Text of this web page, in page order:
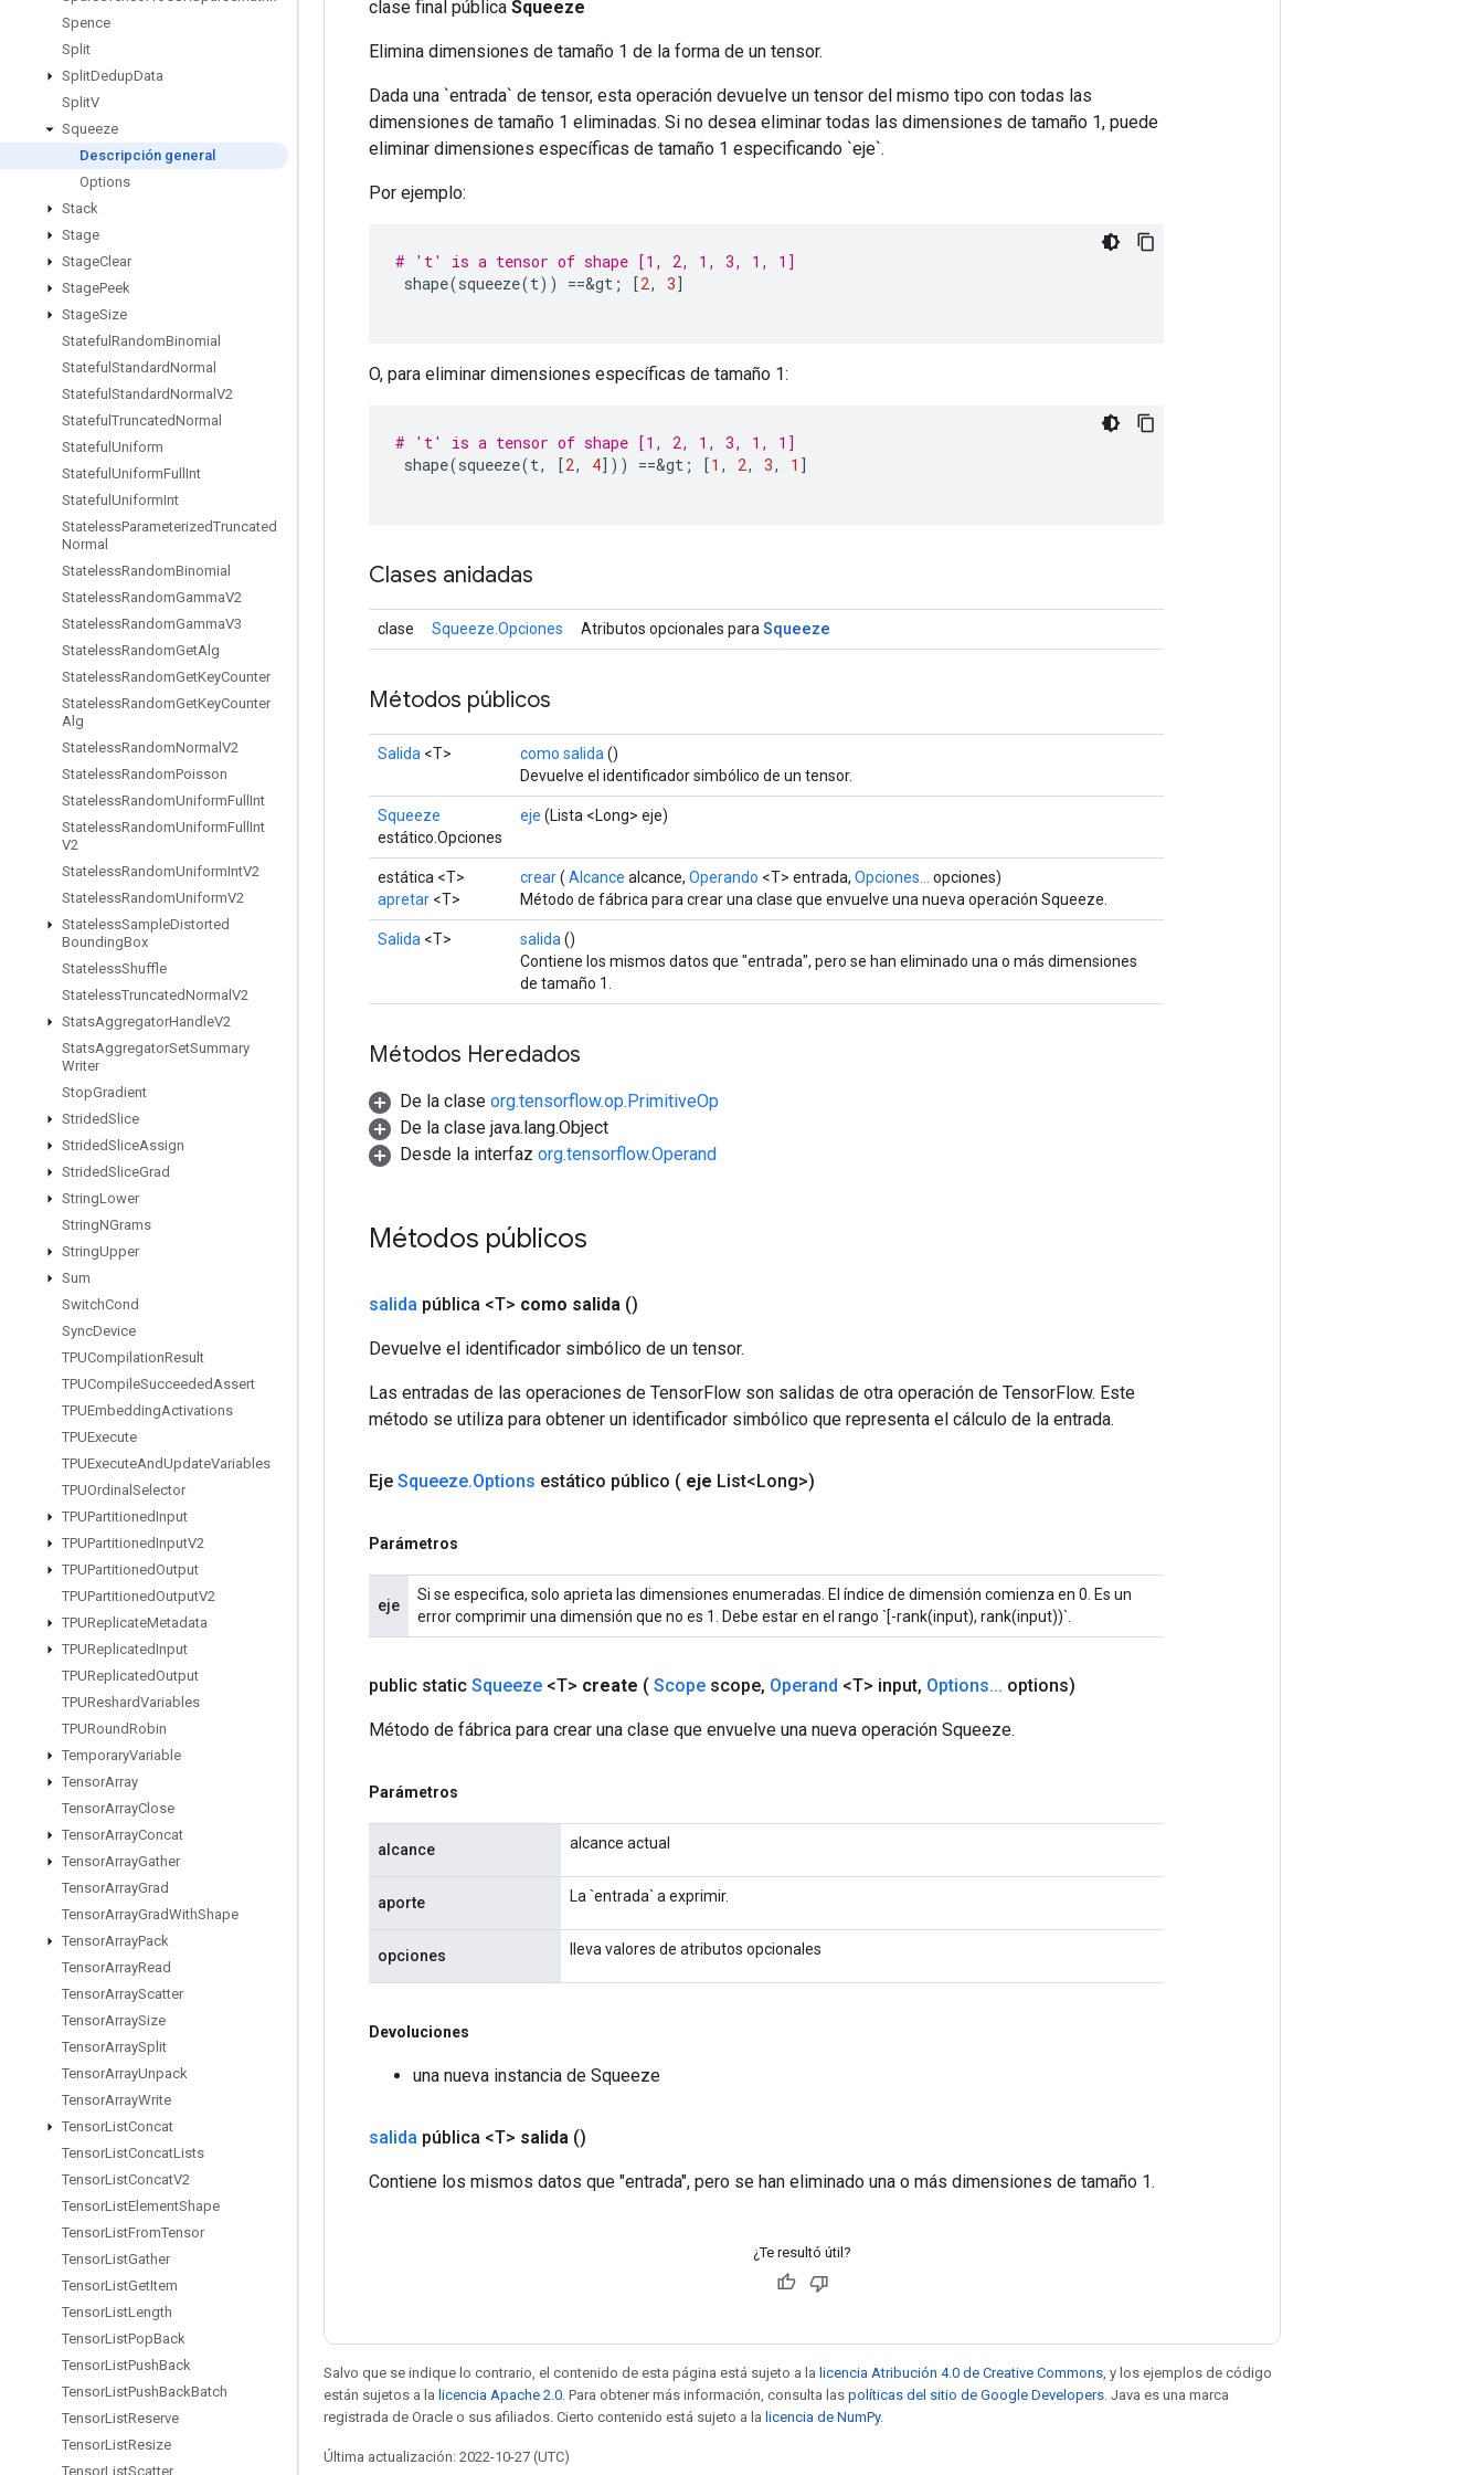
Spence
Split
SplitDedupData
SplitV
Squeeze
Descripción general
Options
Stack
Stage
StageClear
StagePeek
StageSize
Stateful RandomBinomial
Stateful StandardNormal
Stateful StandardNormal V2
Stateful TruncatedNormal
Stateful Uniform
Stateful UniformFull Int
Stateful UniformInt
StatelessParameterizedTruncated
Normal
StatelessRandomBinomial
StatelessRandomGammaV2
StatelessRandomGammaV3
StatelessRandomGetAlg
StatelessRandomGetKeyCounter
StatelessRandomGetKeyCounter
Alg
StatelessRandomNormal V2
StatelessRandomPoisson
StatelessRandomUniformFull Int
StatelessRandomUniformFull Int
V2
StatelessRandomUniformIntV2
StatelessRandomUniformV2
StatelessSampleDistorted
BoundingBox
StatelessShuffle
StatelessTruncatedNormal V2
StatsAggregatorHandleV2
StatsAggregatorSetSummary
Writer
StopGradient
StridedSlice
StridedSliceAssign
StridedSliceGrad
StringLower
StringNGrams
StringUpper
Sum
SwitchCond
SyncDevice
TPUCompilationResult
TPUCompileSucceededAssert
TPUEmbeddingActivations
TPUExecute
TPUExecuteAndUpdateVariables
TPUOrdinal Selector
TPUPartitionedInput
TPUPartitionedInputV2
TPUPartitionedOutput
TPUPartitionedOutputV2
TPUReplicateMetadata
TPUReplicatedInput
TPUReplicatedOutput
TPUReshardVariables
TPURoundRobin
TemporaryVariable
TensorArray
TensorArrayClose
TensorArrayConcat
TensorArrayGather
TensorArrayGrad
TensorArrayGradWithShape
TensorArrayPack
TensorArrayRead
TensorArrayScatter
TensorArraySize
TensorArraySplit
TensorArrayUnpack
TensorArrayWrite
TensorListConcat
TensorListConcatLists
TensorListConcatV2
TensorListElementShape
TensorListFromTensor
TensorListGather
TensorListGetItem
TensorListLength
TensorListPopBack
TensorListPushBack
TensorListPushBackBatch
TensorListReserve
TensorListResize
TensorListScatter
clase final pública Squeeze
Elimina dimensiones de tamaño 1 de la forma de un tensor.
Dada una `entrada` de tensor, esta operación devuelve un tensor del mismo tipo con todas las
dimensiones de tamaño 1 eliminadas. Si no desea eliminar todas las dimensiones de tamaño 1, puede
eliminar dimensiones específicas de tamaño 1 especificando `eje`.
Por ejemplo:
# 't' is a tensor of shape [1, 2, 1, 3, 1, 1]
shape(squeeze(t)) ==&gt ; [2, 3]
O, para eliminar dimensiones específicas de tamaño 1:
# 't' is a tensor of shape [1, 2, 1, 3, 1, 1]
shape(squeeze(t, [2, 4])) ==&gt ; [1 , 2, 3, 1 ]
Clases anidadas
clase Squeeze.Opciones Atributos opcionales para Squeeze
Métodos públicos
Salida <T> como salida ()
Devuelve el identificador simbólico de un tensor.
Squeeze
estático.Opciones
eje (Lista <Long> eje)
estática <T>
apretar <T>
crear( Alcance alcance, Operando <T> entrada, Opciones...
opciones)
Método de fábrica para crear una clase que envuelve una nueva operación Squeeze.
Salida <T> salida ()
Contiene los mismos datos que "entrada", pero se han eliminado una o más dimensiones
de tamaño 1.
Métodos Heredados
De la clase org.tensorflow.op.PrimitiveOp
De la clase java.lang.Object
Desde la interfaz org.tensorflow.Operand
Métodos públicos
salida pública <T> como salida ()
Devuelve el identificador simbólico de un tensor.
Las entradas de las operaciones de TensorFlow son salidas de otra operación de TensorFlow. Este
método se utiliza para obtener un identificador simbólico que representa el cálculo de la entrada.
Eje Squeeze.Options estático público ( eje List<Long>)
Parámetros
eje
Si se especifica, solo aprieta las dimensiones enumeradas. El índice de dimensión comienza en 0. Es un
error comprimir una dimensión que no es 1. Debe estar en el rango `[-rank(input), rank(input))`.
public static Squeeze <T> create ( Scope scope, Operand <T> input, Options... options)
Método de fábrica para crear una clase que envuelve una nueva operación Squeeze.
Parámetros
alcance alcance actual
aporte La `entrada` a exprimir.
opciones lleva valores de atributos opcionales
Devoluciones
una nueva instancia de Squeeze
salida pública <T> salida ()
Contiene los mismos datos que "entrada", pero se han eliminado una o más dimensiones de tamaño 1.
¿Te resultó útil?
Salvo que se indique lo contrario, el contenido de esta página está sujeto a la licencia Atribución 4.0 de Creative Commons , y los ejemplos de código
están sujetos a la licencia Apache 2.0 . Para obtener más información, consulta las políticas del sitio de Google Developers . Java es una marca
registrada de Oracle o sus afiliados. Cierto contenido está sujeto a la licencia de NumPy.
Última actualización: 2022-10-27 (UTC)